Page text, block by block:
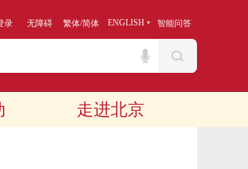
录 无障碍 繁体/简体 ENGLISH 智能问答
走进北京